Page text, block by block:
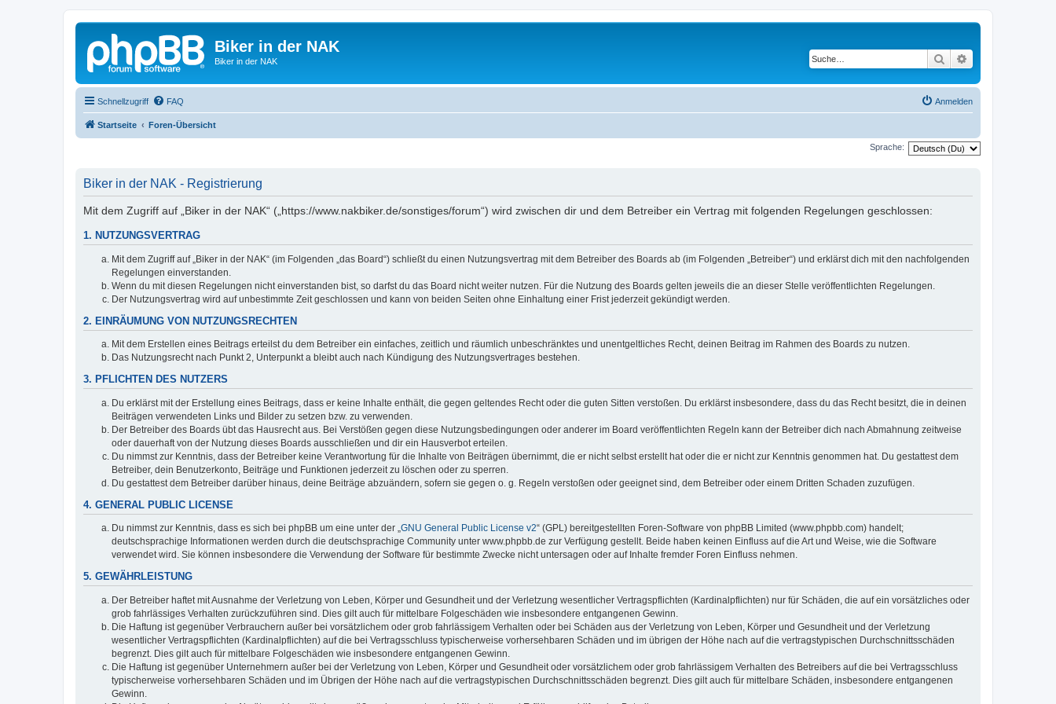
Biker in der NAK
Biker in der NAK Suche
Schnellzugriff FAQ Anmelden
Startseite Foren-Übersicht
Sprache:
Biker in der NAK - Registrierung
Mit dem Zugriff auf „Biker in der NAK“ („https://www.nakbiker.de/sonstiges/forum“) wird zwischen dir und dem Betreiber ein Vertrag mit folgenden Regelungen geschlossen:
1. NUTZUNGSVERTRAG
Mit dem Zugriff auf „Biker in der NAK“ (im Folgenden „das Board“) schließt du einen Nutzungsvertrag mit dem Betreiber des Boards ab (im Folgenden „Betreiber“) und erklärst dich mit den nachfolgenden
Regelungen einverstanden.
Wenn du mit diesen Regelungen nicht einverstanden bist, so darfst du das Board nicht weiter nutzen. Für die Nutzung des Boards gelten jeweils die an dieser Stelle veröffentlichten Regelungen.
Der Nutzungsvertrag wird auf unbestimmte Zeit geschlossen und kann von beiden Seiten ohne Einhaltung einer Frist jederzeit gekündigt werden.
2. EINRÄUMUNG VON NUTZUNGSRECHTEN
Mit dem Erstellen eines Beitrags erteilst du dem Betreiber ein einfaches, zeitlich und räumlich unbeschränktes und unentgeltliches Recht, deinen Beitrag im Rahmen des Boards zu nutzen.
Das Nutzungsrecht nach Punkt 2, Unterpunkt a bleibt auch nach Kündigung des Nutzungsvertrages bestehen.
3. PFLICHTEN DES NUTZERS
Du erklärst mit der Erstellung eines Beitrags, dass er keine Inhalte enthält, die gegen geltendes Recht oder die guten Sitten verstoßen. Du erklärst insbesondere, dass du das Recht besitzt, die in deinen
Beiträgen verwendeten Links und Bilder zu setzen bzw. zu verwenden.
Der Betreiber des Boards übt das Hausrecht aus. Bei Verstößen gegen diese Nutzungsbedingungen oder anderer im Board veröffentlichten Regeln kann der Betreiber dich nach Abmahnung zeitweise
oder dauerhaft von der Nutzung dieses Boards ausschließen und dir ein Hausverbot erteilen.
Du nimmst zur Kenntnis, dass der Betreiber keine Verantwortung für die Inhalte von Beiträgen übernimmt, die er nicht selbst erstellt hat oder die er nicht zur Kenntnis genommen hat. Du gestattest dem
Betreiber, dein Benutzerkonto, Beiträge und Funktionen jederzeit zu löschen oder zu sperren.
Du gestattest dem Betreiber darüber hinaus, deine Beiträge abzuändern, sofern sie gegen o. g. Regeln verstoßen oder geeignet sind, dem Betreiber oder einem Dritten Schaden zuzufügen.
4. GENERAL PUBLIC LICENSE
Du nimmst zur Kenntnis, dass es sich bei phpBB um eine unter der „GNU General Public License v2“ (GPL) bereitgestellten Foren-Software von phpBB Limited (www.phpbb.com) handelt;
deutschsprachige Informationen werden durch die deutschsprachige Community unter www.phpbb.de zur Verfügung gestellt. Beide haben keinen Einfluss auf die Art und Weise, wie die Software
verwendet wird. Sie können insbesondere die Verwendung der Software für bestimmte Zwecke nicht untersagen oder auf Inhalte fremder Foren Einfluss nehmen.
5. GEWÄHRLEISTUNG
Der Betreiber haftet mit Ausnahme der Verletzung von Leben, Körper und Gesundheit und der Verletzung wesentlicher Vertragspflichten (Kardinalpflichten) nur für Schäden, die auf ein vorsätzliches oder
grob fahrlässiges Verhalten zurückzuführen sind. Dies gilt auch für mittelbare Folgeschäden wie insbesondere entgangenen Gewinn.
Die Haftung ist gegenüber Verbrauchern außer bei vorsätzlichem oder grob fahrlässigem Verhalten oder bei Schäden aus der Verletzung von Leben, Körper und Gesundheit und der Verletzung
wesentlicher Vertragspflichten (Kardinalpflichten) auf die bei Vertragsschluss typischerweise vorhersehbaren Schäden und im übrigen der Höhe nach auf die vertragstypischen Durchschnittsschäden
begrenzt. Dies gilt auch für mittelbare Folgeschäden wie insbesondere entgangenen Gewinn.
Die Haftung ist gegenüber Unternehmern außer bei der Verletzung von Leben, Körper und Gesundheit oder vorsätzlichem oder grob fahrlässigem Verhalten des Betreibers auf die bei Vertragsschluss
typischerweise vorhersehbaren Schäden und im Übrigen der Höhe nach auf die vertragstypischen Durchschnittsschäden begrenzt. Dies gilt auch für mittelbare Schäden, insbesondere entgangenen
Gewinn.